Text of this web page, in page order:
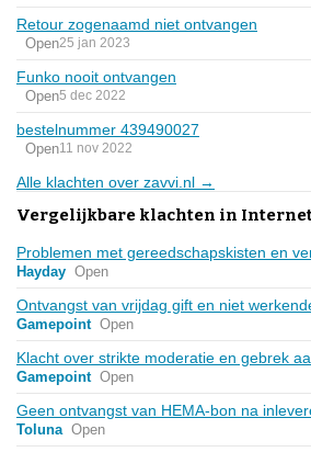
Retour zogenaamd niet ontvangen
Open25 jan 2023
Funko nooit ontvangen
Open5 dec 2022
bestelnummer 439490027
Open11 nov 2022
Alle klachten over zavvi.nl →
Vergelijkbare klachten in Internet
Problemen met gereedschapskisten en
Hayday Open
Ontvangst van vrijdag gift en niet
Gamepoint Open
Klacht over strikte moderatie en gebrek
Gamepoint Open
Geen ontvangst van HEMA-bon na
Toluna Open